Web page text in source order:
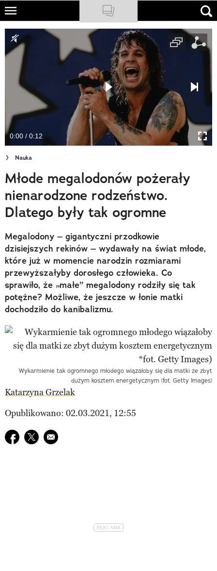
Skip
main
content
NATIONAL GEOGRAPHIC
TRAVELER
PODCASTY
Newsletter
Cuda Polski
Wielki Konkurs Fotograficzny
Trendbook Podróżniczy
Polecane
0:00 / 0:12
Nauka
Młode megalodonów pożerały
nienarodzone rodzeństwo.
Dlatego były tak ogromne
Megalodony – gigantyczni przodkowie
dzisiejszych rekinów – wydawały na świat młode,
które już w momencie narodzin rozmiarami
przewyższałyby dorosłego człowieka. Co
sprawiło, że „małe” megalodony rodziły się tak
potężne? Możliwe, że jeszcze w łonie matki
dochodziło do kanibalizmu.
Wykarmienie tak ogromnego młodego wiązałoby się dla matki ze zbyt
dużym kosztem energetycznym (fot. Getty Images)
Katarzyna Grzelak
Opublikowano: 02.03.2021, 12:55
Udostępnij na facebook
Udostępnij na twitter
E-mail do przyjaciela